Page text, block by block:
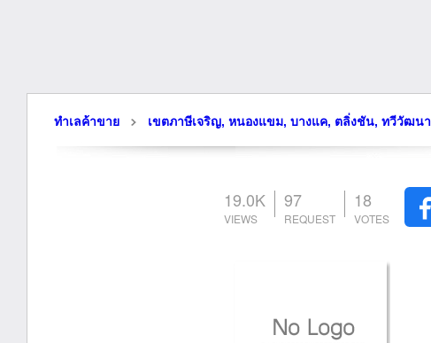
ทำเลค้าขาย เขตภาษีเจริญ, หนองแขม, บางแค, ตลิ่งชัน, ทวีวัฒนา
19.0K 97 18